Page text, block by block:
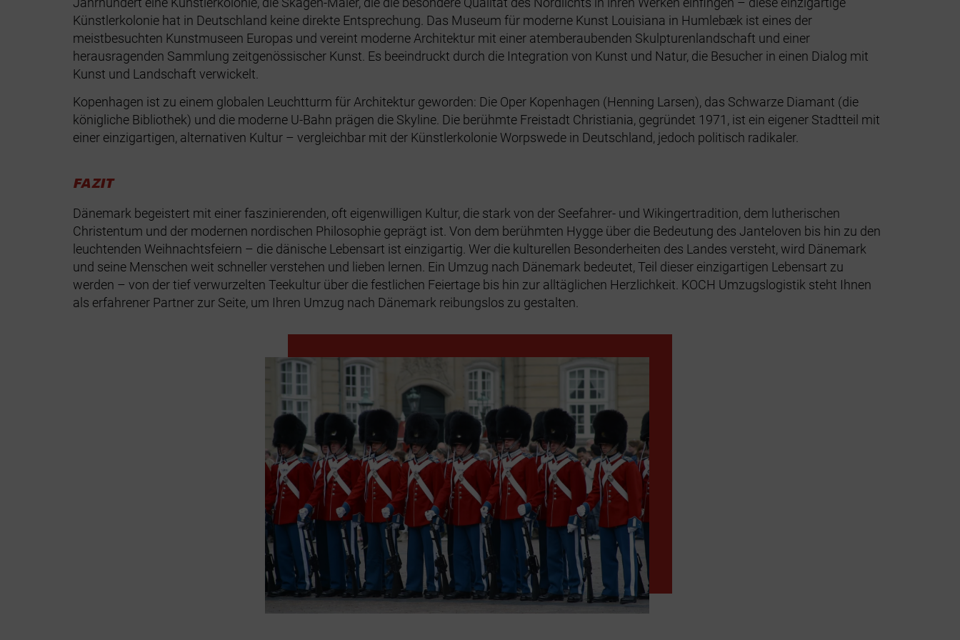
Künstlerkolonie hat in Deutschland keine direkte Entsprechung. Das Museum für moderne Kunst Louisiana in Humlebæk ist eines der
meistbesuchten Kunstmuseen Europas und vereint moderne Architektur mit einer atemberaubenden Skulpturenlandschaft und einer
herausragenden Sammlung zeitgenössischer Kunst. Es beeindruckt durch die Integration von Kunst und Natur, die Besucher in einen Dialog mit
Kunst und Landschaft verwickelt.
Kopenhagen ist zu einem globalen Leuchtturm für Architektur geworden: Die Oper Kopenhagen (Henning Larsen), das Schwarze Diamant (die
königliche Bibliothek) und die moderne U-Bahn prägen die Skyline. Die berühmte Freistadt Christiania, gegründet 1971, ist ein eigener Stadtteil mit
einer einzigartigen, alternativen Kultur – vergleichbar mit der Künstlerkolonie Worpswede in Deutschland, jedoch politisch radikaler.
FAZIT
Dänemark begeistert mit einer faszinierenden, oft eigenwilligen Kultur, die stark von der Seefahrer- und Wikingertradition, dem lutherischen
Christentum und der modernen nordischen Philosophie geprägt ist. Von dem berühmten Hygge über die Bedeutung des Janteloven bis hin zu den
leuchtenden Weihnachtsfeiern – die dänische Lebensart ist einzigartig. Wer die kulturellen Besonderheiten des Landes versteht, wird Dänemark
und seine Menschen weit schneller verstehen und lieben lernen. Ein Umzug nach Dänemark bedeutet, Teil dieser einzigartigen Lebensart zu
werden – von der tief verwurzelten Teekultur über die festlichen Feiertage bis hin zur alltäglichen Herzlichkeit. KOCH Umzugslogistik steht Ihnen
als erfahrener Partner zur Seite, um Ihren Umzug nach Dänemark reibungslos zu gestalten.